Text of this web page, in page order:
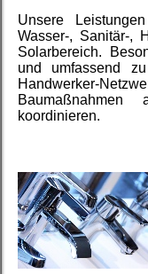
Unsere
Wasser-, Sanitär-,
Solarbereich.
und umfassend
Handwerker-
koordinieren.